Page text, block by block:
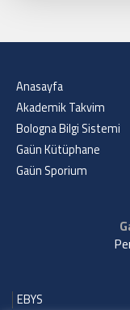
Anasayfa
Akademik Takvim
Bologna Bilgi Sistemi
Gaün Kütüphane
Gaün Sporium
EBYS